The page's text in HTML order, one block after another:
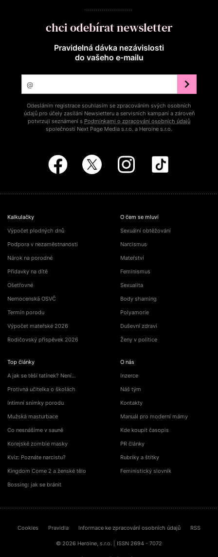
chci odebírat newsletter
Pravidelná dávka nezávislosti
do vašeho e‑mailu
Odesláním registrace souhlasím se zpracováním svých osobních
údajů pro účely zasílání Newsletteru a servisních kampaní a zároveň
potvrzuji seznámení s Podmínkami o zpracování osobních údajů
společností Next Page Media s.r.o. a Heroine s.r.o.
Kalkulačky
Výpočet plodných dnů
Podpora v nezaměstnanosti
Nárok na porodné
Přídavky na dítě
Ošetřovné
Nemocenská OSVČ
Termín porodu
Výpočet mateřské 2026
Rodičovský příspěvek 2026
Top články
A jak se těší tatínek? Není…
Protivná učitelka o školách
Intimní snímky porodu
Mužská masturbace
Co nesnášíme v sauně
Korejské zombie masky
Kvíz: Poznáte narcistu?
Kingdom Come 2 a ženské tělo
Bossing: jak se bránit
O čem se mluví
Sexuální obtěžování
Narcismus
Mateřství
Feminismus
Sexualita
Body shaming
Polyamorie
Duševní zdraví
Ženy v politice
O nás
Inzerce
Náš tým
Kontakty
Manuál pro moderní mámy
Kde koupit časopis
PR články
Rubriky a štítky
Feministický slovník
Cookies Pravidla Informace ke zpracování osobních údajů RSS
© 2026 Heroine, s.r.o. | ISSN 2694 - 7072